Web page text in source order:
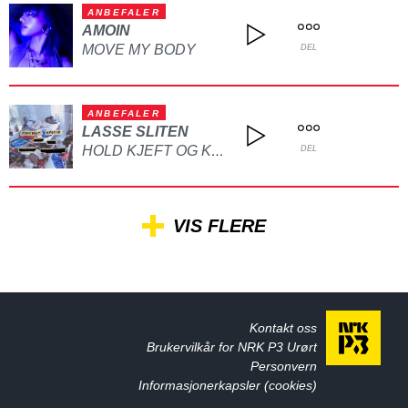
ANBEFALER
AMOIN
MOVE MY BODY
DEL
ANBEFALER
LASSE SLITEN
HOLD KJEFT OG KYSS MEG DEL
VIS FLERE
Kontakt oss
Brukervilkår for NRK P3 Urørt
Personvern
Informasjonerkapsler (cookies)